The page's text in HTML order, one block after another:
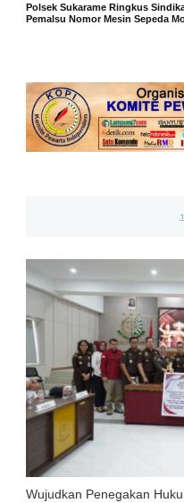
Polsek Sukarame Ringkus
Pemalsu Nomor Mesin Sepeda
Wujudkan Penegakan